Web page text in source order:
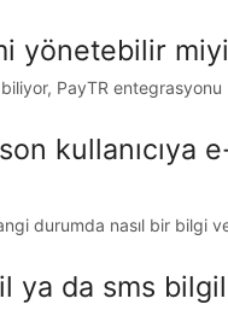
yönetebilir
PayTR entegrasyonu
kullanıcıya
durumda nasıl bir bilgi
da sms